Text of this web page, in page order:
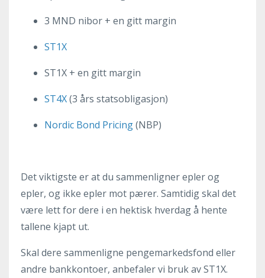
3 MND nibor + en gitt margin
ST1X
ST1X + en gitt margin
ST4X(3 års statsobligasjon)
Nordic Bond Pricing(NBP)
Det viktigste er at du sammenligner epler og
epler, og ikke epler mot pærer. Samtidig skal det
være lett for dere i en hektisk hverdag å hente
tallene kjapt ut.
Skal dere sammenligne pengemarkedsfond eller
andre bankkontoer, anbefaler vi bruk av ST1X.